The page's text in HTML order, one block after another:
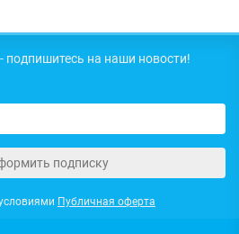
подпишитесь на наши новости!
подписку
Публичная оферта